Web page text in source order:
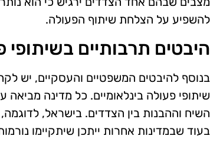
להשפיע על הצלחת שיתוף הפעולה.
היבטים תרבותיים בשיתופי
בנוסף להיבטים המשפטיים והעסקיים, יש
שיתופי פעולה בינלאומיים. כל מדינה
השיח וההבנות בין הצדדים. בישראל,
בעוד שבמדינות אחרות ייתכן שיתקיימו